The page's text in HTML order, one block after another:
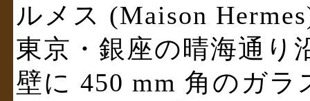
ルメス (Maison
東京・銀座の晴海通り
壁に 450 mm 角のガラ